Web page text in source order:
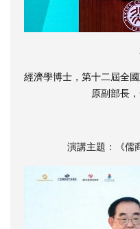
經濟學博士，第十二屆全
原副部長
演講主題：《儒